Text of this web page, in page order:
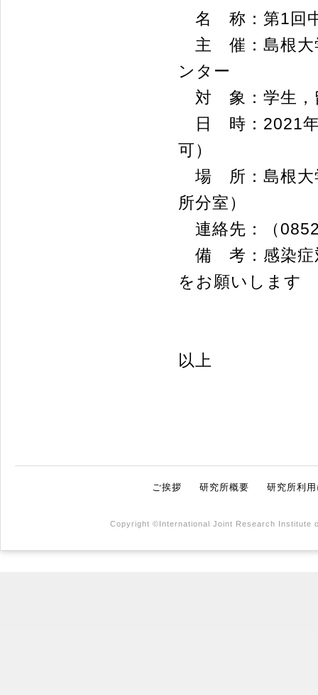
名 称：第1回
主 催：島根大
ンター
対 象：学生，
日 時：2021年
可）
場 所：島根大
所分室）
連絡先：（
備 考：感染症
をお願いします
以上
ご挨拶 研究所概要 研究所利
Copyright ©International Joint Research Institute